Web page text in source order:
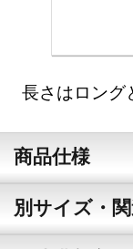
長さはロング
商品仕様
別サイズ・